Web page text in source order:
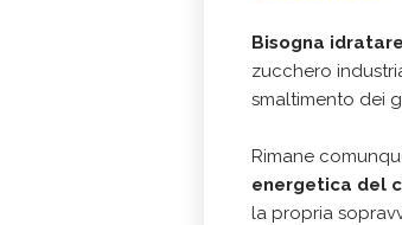
Bisogna
zucchero
smaltimento dei
Rimane
energetica del
la propria